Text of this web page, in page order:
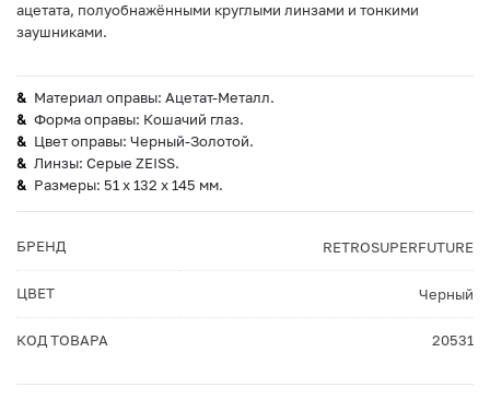
ацетата, полуобнажёнными круглыми линзами и тонкими
заушниками.
Материал оправы: Ацетат-Металл.
Форма оправы: Кошачий глаз.
Цвет оправы: Черный-Золотой.
Линзы: Серые ZEISS.
Размеры: 51 х 132 х 145 мм.
БРЕНД RETROSUPERFUTURE
ЦВЕТ Черный
КОД ТОВАРА 20531